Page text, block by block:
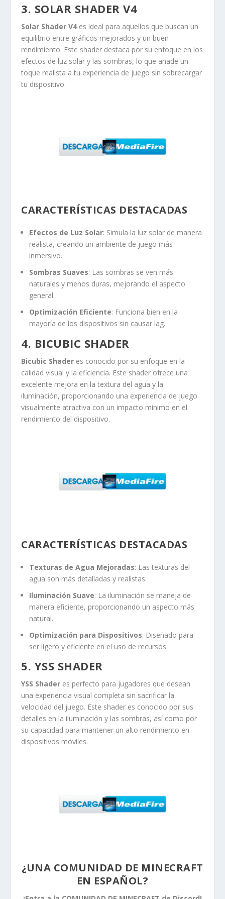
3. SOLAR SHADER V4
Solar Shader V4es ideal para aquellos que buscan un
equilibrio entre gráficos mejorados y un buen
rendimiento. Este shader destaca por su enfoque en los
efectos de luz solar y las sombras, lo que añade un
toque realista a tu experiencia de juego sin sobrecargar
tu dispositivo.
CARACTERÍSTICAS DESTACADAS
Efectos de Luz Solar: Simula la luz solar de manera
realista, creando un ambiente de juego más
inmersivo.
Sombras Suaves: Las sombras se ven más
naturales y menos duras, mejorando el aspecto
general.
Optimización Eficiente: Funciona bien en la
mayoría de los dispositivos sin causar lag.
4. BICUBIC SHADER
Bicubic Shader es conocido por su enfoque en la
calidad visual y la eficiencia. Este shader ofrece una
excelente mejora en la textura del agua y la
iluminación, proporcionando una experiencia de juego
visualmente atractiva con un impacto mínimo en el
rendimiento del dispositivo.
CARACTERÍSTICAS DESTACADAS
Texturas de Agua Mejoradas: Las texturas del
agua son más detalladas y realistas.
Iluminación Suave: La iluminación se maneja de
manera eficiente, proporcionando un aspecto más
natural.
Optimización para Dispositivos: Diseñado para
ser ligero y eficiente en el uso de recursos.
5. YSS SHADER
YSS Shader es perfecto para jugadores que desean
una experiencia visual completa sin sacrificar la
velocidad del juego. Este shader es conocido por sus
detalles en la iluminación y las sombras, así como por
su capacidad para mantener un alto rendimiento en
dispositivos móviles.
¿UNA COMUNIDAD DE MINECRAFT
EN ESPAÑOL?